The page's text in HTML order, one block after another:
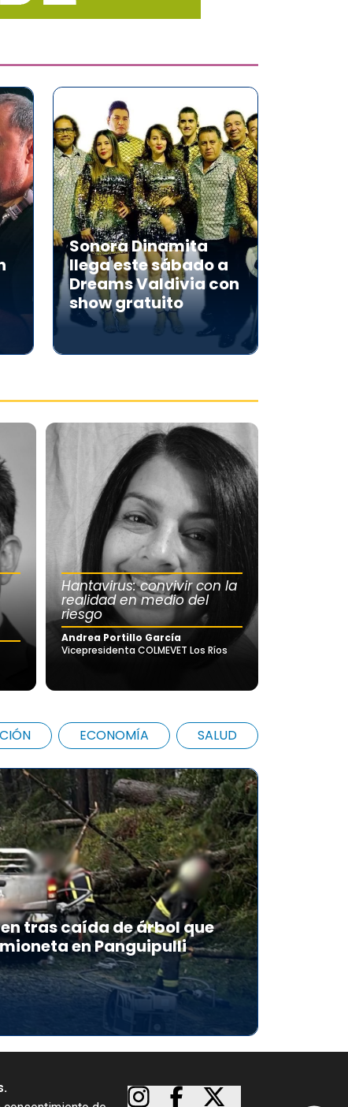
Sonora Dinamita
llega este sábado a
Dreams Valdivia con
show gratuito
Hantavirus: convivir con la
realidad en medio del
riesgo
Andrea Portillo García
Vicepresidenta COLMEVET Los Ríos
ECONOMÍA SALUD
tras caída de árbol que
en Panguipulli